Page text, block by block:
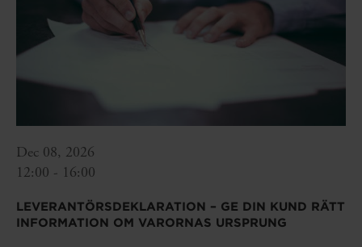
Dec 08, 2026
12:00 - 16:00
LEVERANTÖRSDEKLARATION – GE DIN KUND RÄTT
INFORMATION OM VARORNAS URSPRUNG